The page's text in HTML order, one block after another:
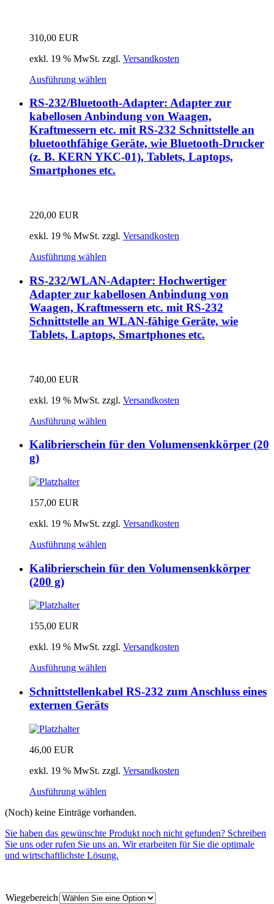
310,00 EUR
exkl. 19 % MwSt. zzgl. Versandkosten
Ausführung wählen
RS-232/Bluetooth-Adapter: Adapter zur
kabellosen Anbindung von Waagen,
Kraftmessern etc. mit RS-232 Schnittstelle an
bluetoothfähige Geräte, wie Bluetooth-Drucker
(z. B. KERN YKC-01), Tablets, Laptops,
Smartphones etc.
220,00 EUR
exkl. 19 % MwSt. zzgl. Versandkosten
Ausführung wählen
RS-232/WLAN-Adapter: Hochwertiger
Adapter zur kabellosen Anbindung von
Waagen, Kraftmessern etc. mit RS-232
Schnittstelle an WLAN-fähige Geräte, wie
Tablets, Laptops, Smartphones etc.
740,00 EUR
exkl. 19 % MwSt. zzgl. Versandkosten
Ausführung wählen
Kalibrierschein für den Volumensenkkörper (20
g)
157,00 EUR
exkl. 19 % MwSt. zzgl. Versandkosten
Ausführung wählen
Kalibrierschein für den Volumensenkkörper
(200 g)
155,00 EUR
exkl. 19 % MwSt. zzgl. Versandkosten
Ausführung wählen
Schnittstellenkabel RS-232 zum Anschluss eines
externen Geräts
46,00 EUR
exkl. 19 % MwSt. zzgl. Versandkosten
Ausführung wählen
(Noch) keine Einträge vorhanden.
Sie haben das gewünschte Produkt noch nicht gefunden? Schreiben
Sie uns oder rufen Sie uns an. Wir erarbeiten für Sie die optimale
und wirtschaftlichste Lösung.
Wiegebereich